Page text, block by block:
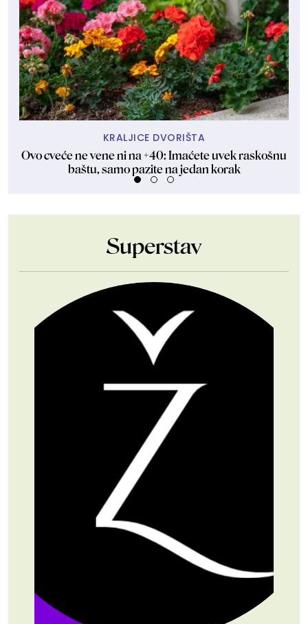
KRALJICE DVORIŠTA
Ovo cveće ne vene ni na +40: Imaćete uvek raskošnu
baštu, samo pazite na jedan korak
Superstav